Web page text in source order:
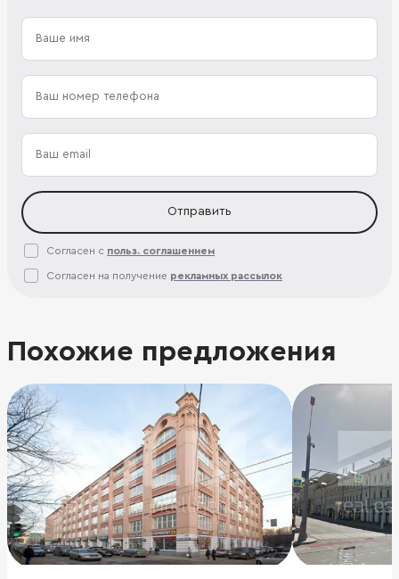
Отправить
Согласен с польз. соглашением
Согласен на получение рекламных рассылок
Похожие предложения